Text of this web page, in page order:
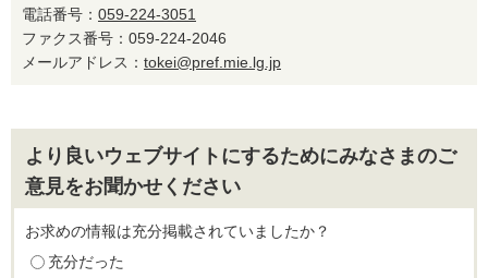
電話番号： 059-224-3051
ファクス番号：059-224-2046
メールアドレス： tokei@pref.mie.lg.jp
より良いウェブサイトにするためにみなさまのご
意見をお聞かせください
お求めの情報は充分掲載されていましたか？
充分だった